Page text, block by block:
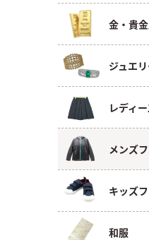
金・貴
ジュエ
レディ
メンズ
キッズ
和服